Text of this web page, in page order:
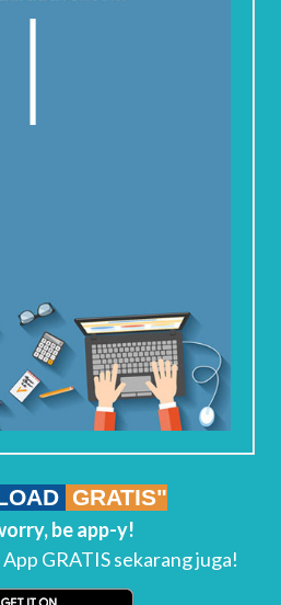
GRATIS"
be app-y!
GRATIS sekarang juga!